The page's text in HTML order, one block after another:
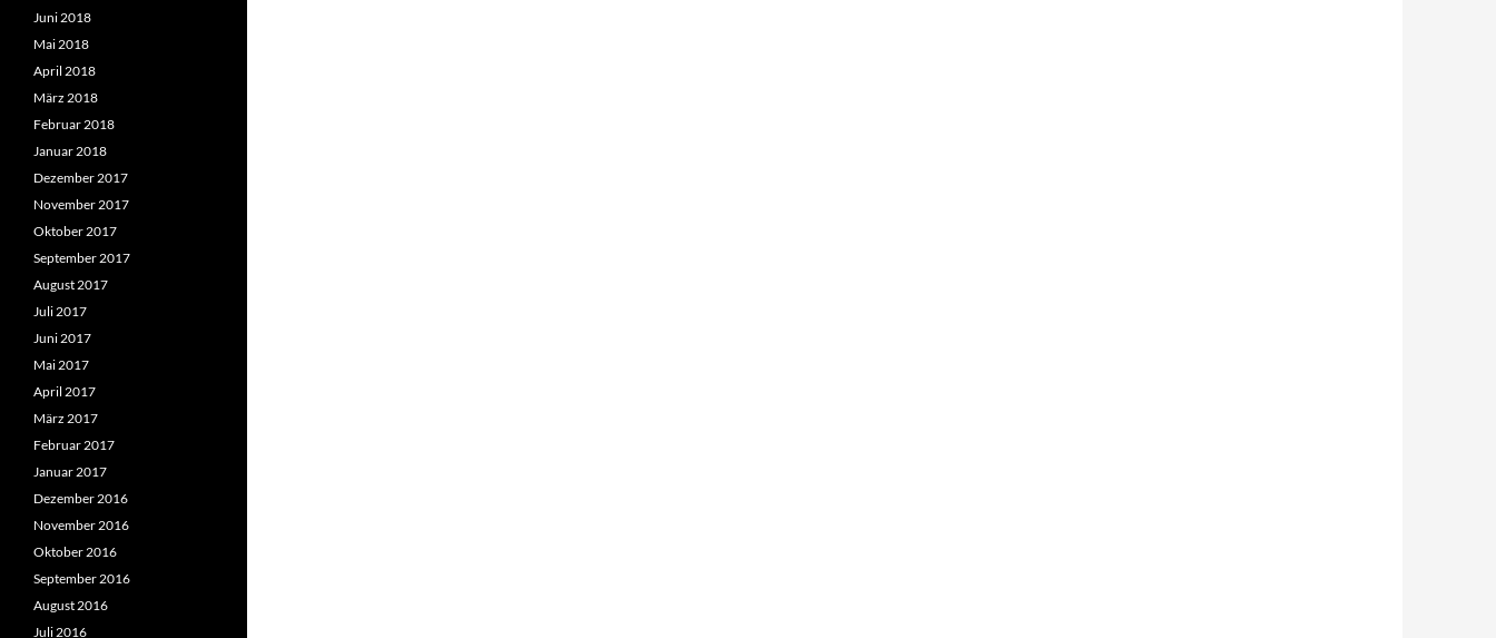
Juni 2018
Mai 2018
April 2018
März 2018
Februar 2018
Januar 2018
Dezember 2017
November 2017
Oktober 2017
September 2017
August 2017
Juli 2017
Juni 2017
Mai 2017
April 2017
März 2017
Februar 2017
Januar 2017
Dezember 2016
November 2016
Oktober 2016
September 2016
August 2016
Juli 2016